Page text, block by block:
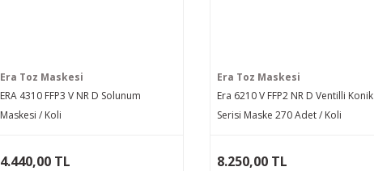
Era Toz Maskesi
ERA 4310 FFP3 V NR D Solunum
Maskesi / Koli
4.440,00 TL
Era Toz Maskesi
Era 6210 V FFP2 NR D Ventilli Konik
Serisi Maske 270 Adet / Koli
8.250,00 TL